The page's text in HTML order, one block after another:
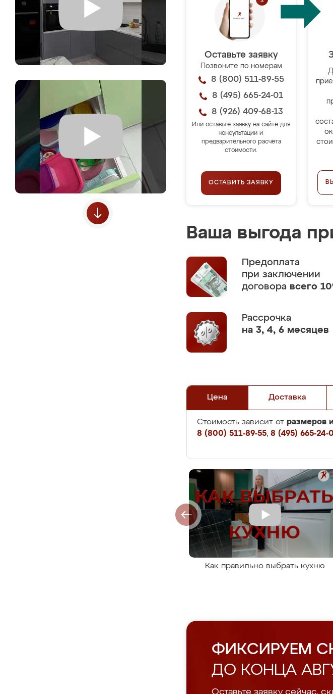
Оставьте заявку
Позвоните по номерам
8 (800) 511-89-55
8 (495) 665-24-01
8 (926) 409-68-13
Или оставьте заявку на сайте для
консультации и
предварительного расчёта
стоимости.
ОСТАВИТЬ ЗАЯВКУ
Ваша выгода
Предоплата
при заключении
договора всего
Рассрочка
на 3, 4, 6 месяцев
Цена Доставка
Стоимость зависит от размеров
8 (800) 511-89-55, 8 (495) 665-24-
Как правильно выбрать кухню
ФИКСИРУЕМ
ДО КОНЦА
Оставьте заявку сейчас,